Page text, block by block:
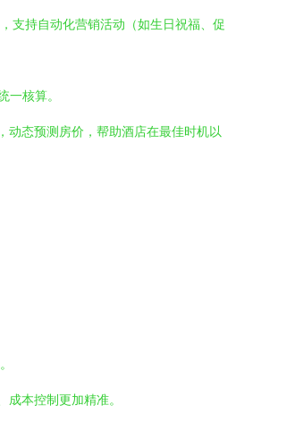
支持自动化营销活动（如生日祝福、促
一核算。
动态预测房价，帮助酒店在最佳时机以
本控制更加精准。